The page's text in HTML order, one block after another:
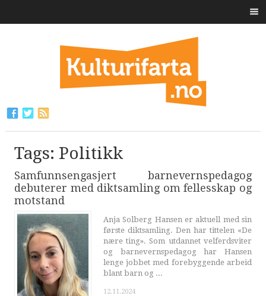
Tags: Politikk
Samfunnsengasjert barnevernspedagog
debuterer med diktsamling om fellesskap og
motstand
Anja Solberg Hansen er aktuell med sin
første diktsamling. Den har tittelen «De
nære ting». Som utdannet velferdsviter
og barnevernspedagog har Hansen
lenge jobbet med forebyggende arbeid
blant barn og ...
12.11.2024